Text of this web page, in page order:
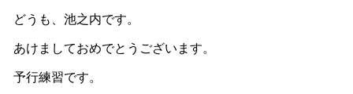
どうも、池之内です。
あけましておめでとうございます。
予行練習です。